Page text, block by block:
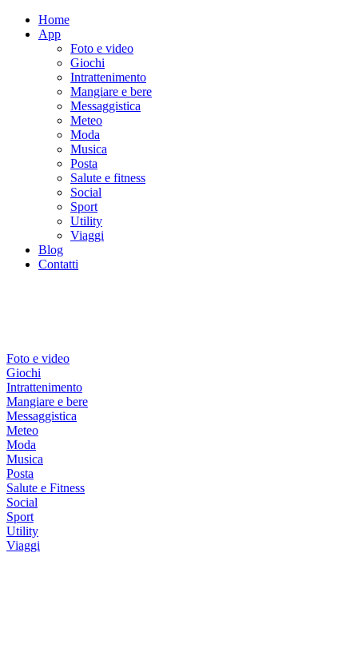
Home
App
Foto e video
Giochi
Intrattenimento
Mangiare e bere
Messaggistica
Meteo
Moda
Musica
Posta
Salute e fitness
Social
Sport
Utility
Viaggi
Blog
Contatti
Foto e video
Giochi
Intrattenimento
Mangiare e bere
Messaggistica
Meteo
Moda
Musica
Posta
Salute e Fitness
Social
Sport
Utility
Viaggi